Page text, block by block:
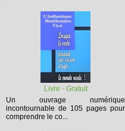
Livre - Gratuit
Un ouvrage numérique
incontournable de 105 pages pour
comprendre le co...